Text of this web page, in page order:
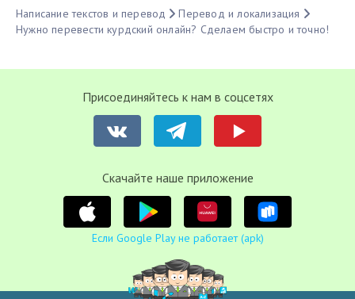
Написание текстов и перевод
Перевод и локализация
Нужно перевести курдский онлайн? Сделаем быстро и точно!
Присоединяйтесь к нам в соцсетях
Cкачайте наше приложение
Если Google Play не работает (apk)